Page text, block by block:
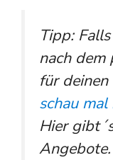
Tipp:
nach dem
für
schau
Hier
Angebote.